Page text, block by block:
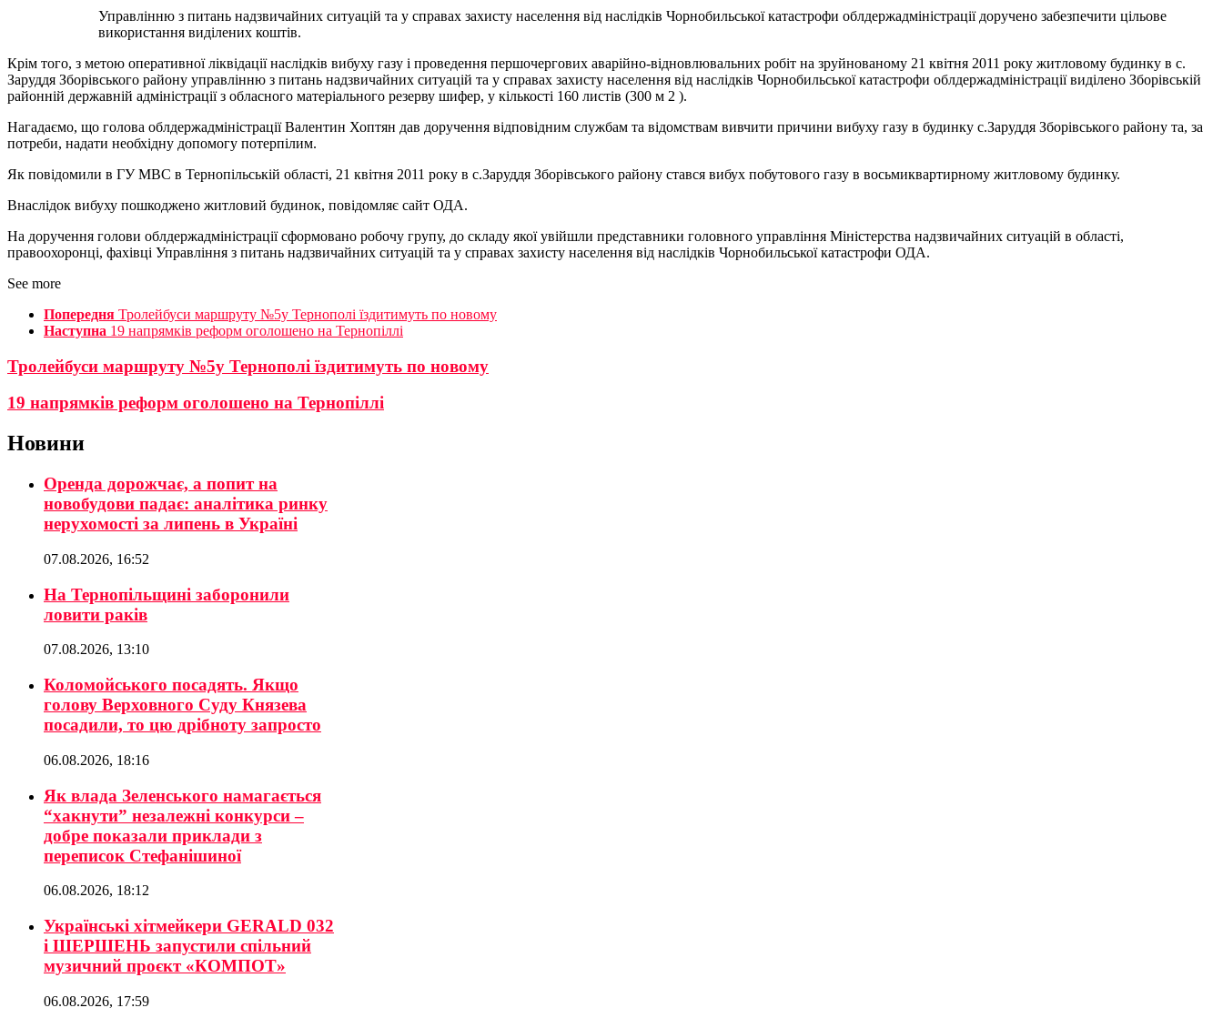
Управлінню з питань надзвичайних ситуацій та у справах захисту населення від наслідків Чорнобильської катастрофи облдержадміністрації доручено забезпечити цільове
використання виділених коштів.
Крім того, з метою оперативної ліквідації наслідків вибуху газу і проведення першочергових аварійно-відновлювальних робіт на зруйнованому 21 квітня 2011 року житловому будинку в с.
Заруддя Зборівського району управлінню з питань надзвичайних ситуацій та у справах захисту населення від наслідків Чорнобильської катастрофи облдержадміністрації виділено Зборівській
районній державній адміністрації з обласного матеріального резерву шифер, у кількості 160 листів (300 м 2 ).
Нагадаємо, що голова облдержадміністрації Валентин Хоптян дав доручення відповідним службам та відомствам вивчити причини вибуху газу в будинку с.Заруддя Зборівського району та, за
потреби, надати необхідну допомогу потерпілим.
Як повідомили в ГУ МВС в Тернопільській області, 21 квітня 2011 року в с.Заруддя Зборівського району стався вибух побутового газу в восьмиквартирному житловому будинку.
Внаслідок вибуху пошкоджено житловий будинок, повідомляє сайт ОДА.
На доручення голови облдержадміністрації сформовано робочу групу, до складу якої увійшли представники головного управління Міністерства надзвичайних ситуацій в області,
правоохоронці, фахівці Управління з питань надзвичайних ситуацій та у справах захисту населення від наслідків Чорнобильської катастрофи ОДА.
See more
Попередня Тролейбуси маршруту №5у Тернополі їздитимуть по новому
Наступна 19 напрямків реформ оголошено на Тернопіллі
Тролейбуси маршруту №5у Тернополі їздитимуть по новому
19 напрямків реформ оголошено на Тернопіллі
Новини
Оренда дорожчає, а попит на
новобудови падає: аналітика ринку
нерухомості за липень в Україні
07.08.2026, 16:52
На Тернопільщині заборонили
ловити раків
07.08.2026, 13:10
Коломойського посадять. Якщо
голову Верховного Суду Князева
посадили, то цю дрібноту запросто
06.08.2026, 18:16
Як влада Зеленського намагається
“хакнути” незалежні конкурси –
добре показали приклади з
переписок Стефанішиної
06.08.2026, 18:12
Українські хітмейкери GERALD 032
і ШЕРШЕНЬ запустили спільний
музичний проєкт «КОМПОТ»
06.08.2026, 17:59